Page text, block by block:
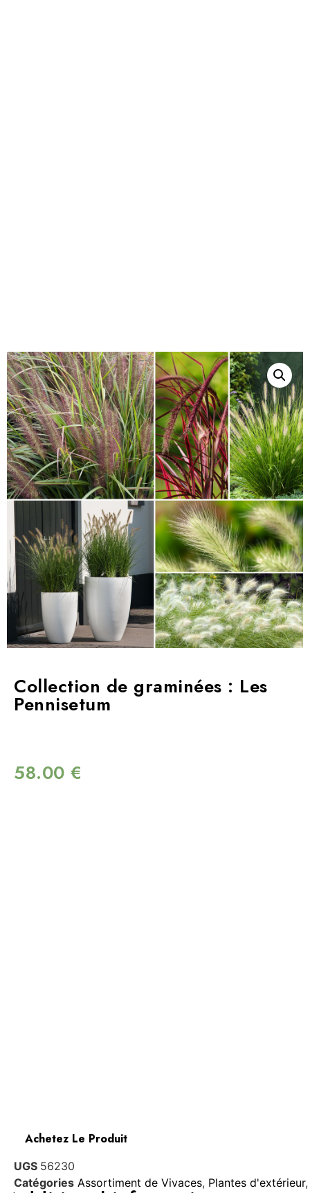
Collection de graminées : Les
Pennisetum
58.00 €
Achetez Le Produit
UGS 56230
Catégories Assortiment de Vivaces, Plantes d'extérieur,